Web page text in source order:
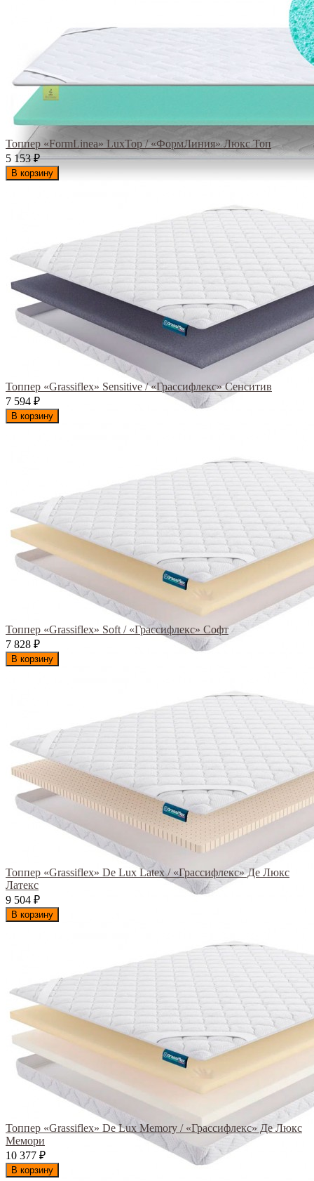
Топпер «FormLinea» LuxTop / «ФормЛиния» Люкс Топ
5 153₽
В корзину
Топпер «Grassiflex» Sensitive / «Грассифлекс» Сенситив
7 594 ₽
В корзину
Топпер «Grassiflex» Soft / «Грассифлекс» Софт
7 828 ₽
В корзину
Топпер «Grassiflex» De Lux Latex / «Грассифлекс» Де Люкс
Латекс
9 504 ₽
В корзину
Топпер «Grassiflex» De Lux Memory / «Грассифлекс» Де Люкс
Мемори
10 377 ₽
В корзину